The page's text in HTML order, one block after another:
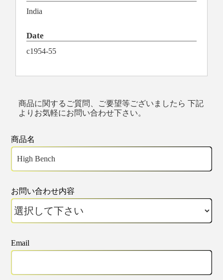
India
Date
c1954-55
商品に関するご質問、ご要望等ございましたら 下記
よりお気軽にお問い合わせ下さい。
商品名
お問い合わせ内容
Email